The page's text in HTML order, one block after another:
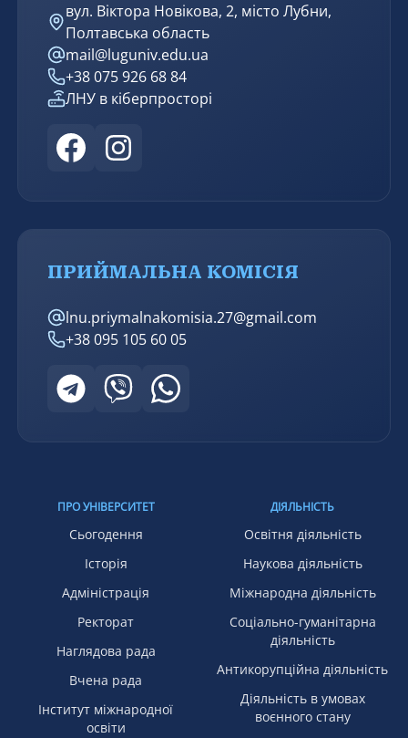
вул. Віктора Новікова, 2, місто Лубни,
Полтавська область
mail@luguniv.edu.ua
+38 075 926 68 84
ЛНУ в кіберпросторі
ПРИЙМАЛЬНА КОМІСІЯ
lnu.priymalnakomisia.27@gmail.com
+38 095 105 60 05
ПРО УНІВЕРСИТЕТ
Сьогодення
Історія
Адміністрація
Ректорат
Наглядова рада
Вчена рада
Інститут міжнародної
освіти
ДІЯЛЬНІСТЬ
Освітня діяльність
Наукова діяльність
Міжнародна діяльність
Соціально-гуманітарна
діяльність
Антикорупційна діяльність
Діяльність в умовах
воєнного стану